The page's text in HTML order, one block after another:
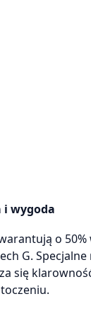
i wygoda
o
G.
się